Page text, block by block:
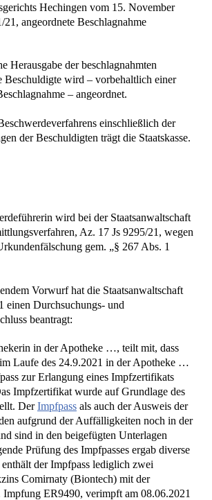
Hechingen vom 15. November
angeordnete Beschlagnahme
Herausgabe der beschlagnahmten
Beschuldigte wird – vorbehaltlich einer
– angeordnet.
einschließlich der
der Beschuldigten trägt die Staatskasse.
wird bei der Staatsanwaltschaft
Az. 17 Js 9295/21, wegen
gem. „§ 267 Abs. 1
Vorwurf hat die Staatsanwaltschaft
einen Durchsuchungs- und
beantragt:
in der Apotheke …, teilt mit, dass
Laufe des 24.9.2021 in der Apotheke …
zur Erlangung eines Impfzertifikats
Impfzertifikat wurde auf Grundlage des
DerImpfpass als auch der Ausweis der
aufgrund der Auffälligkeiten noch in der
sind in den beigefügten Unterlagen
Prüfung des Impfpasses ergab diverse
der Impfpass lediglich zwei
Comirnaty (Biontech) mit der
Impfung ER9490, verimpft am 08.06.2021